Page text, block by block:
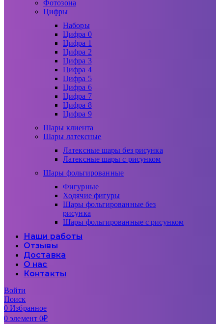
Фотозона
Цифры
Наборы
Цифра 0
Цифра 1
Цифра 2
Цифра 3
Цифра 4
Цифра 5
Цифра 6
Цифра 7
Цифра 8
Цифра 9
Шары клиента
Шары латексные
Латексные шары без рисунка
Латексные шары с рисунком
Шары фольгированные
Фигурные
Ходячие фигуры
Шары фольгированные без
рисунка
Шары фольгированные с рисунком
Наши работы
Отзывы
Доставка
О нас
Контакты
Войти
Поиск
0Избранное
0элемент 0₽